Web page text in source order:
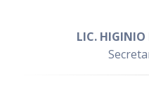
LIC. HIGINIO